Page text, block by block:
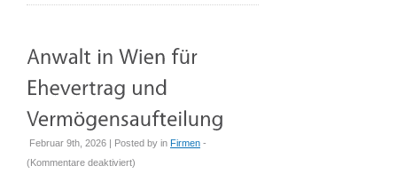
Februar 9th, 2026 | Posted by in Firmen -
(Kommentare deaktiviertfür
)